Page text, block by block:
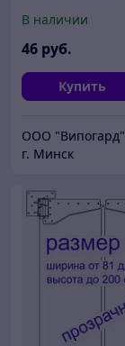
В наличии
46 руб.
Купить
ООО "Випогард"
г. Минск